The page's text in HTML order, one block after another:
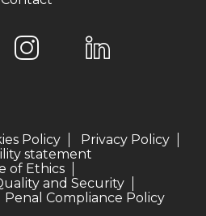
Policy
Privacy Policy
statement
of Ethics
and Security
Penal Compliance Policy